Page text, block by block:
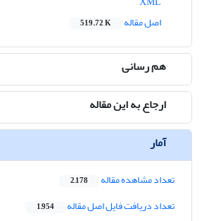
اصل مقاله
519.72 K
هم رسانی
ارجاع به این مقاله
آمار
تعداد مشاهده مقاله 2,178
تعداد دریافت فایل اصل مقاله 1,954